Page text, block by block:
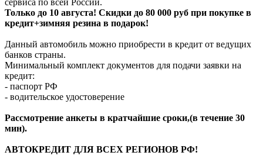
Только до 10 августа! Скидки до 80 000 руб при покупке в
кредит+зимняя резина в подарок!
Данный автомобиль можно приобрести в кредит от ведущих
банков страны.
Минимальный комплект документов для подачи заявки на
кредит:
- паспорт РФ
- водительское удостоверение
Рассмотрение анкеты в кратчайшие сроки,(в течение 30
мин).
АВТОКРЕДИТ ДЛЯ ВСЕХ РЕГИОНОВ РФ!